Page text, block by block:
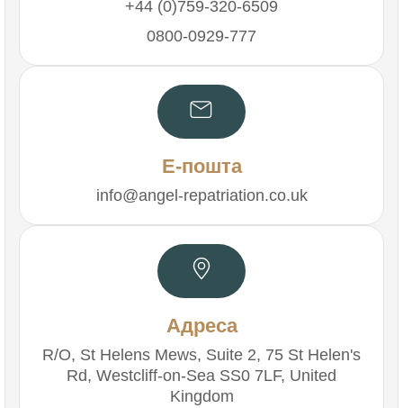
+44 (0)759-320-6509
0800-0929-777
Е-пошта
info@angel-repatriation.co.uk
Адреса
R/O, St Helens Mews, Suite 2, 75 St Helen's
Rd, Westcliff-on-Sea SS0 7LF, United
Kingdom